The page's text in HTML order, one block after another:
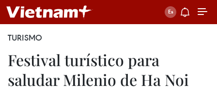
TURISMO
Festival turístico para
saludar Milenio de Ha Noi